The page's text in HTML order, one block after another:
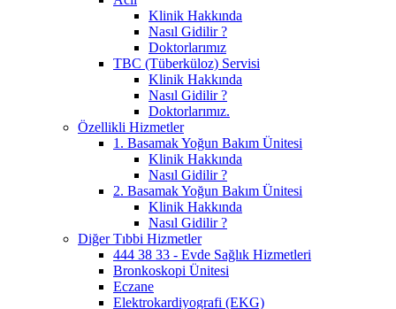
Klinik Hakkında
Nasıl Gidilir ?
Doktorlarımız
TBC (Tüberküloz) Servisi
Klinik Hakkında
Nasıl Gidilir ?
Doktorlarımız.
Özellikli Hizmetler
1. Basamak Yoğun Bakım Ünitesi
Klinik Hakkında
Nasıl Gidilir ?
2. Basamak Yoğun Bakım Ünitesi
Klinik Hakkında
Nasıl Gidilir ?
Diğer Tıbbi Hizmetler
444 38 33 - Evde Sağlık Hizmetleri
Bronkoskopi Ünitesi
Eczane
Elektrokardiyografi (EKG)